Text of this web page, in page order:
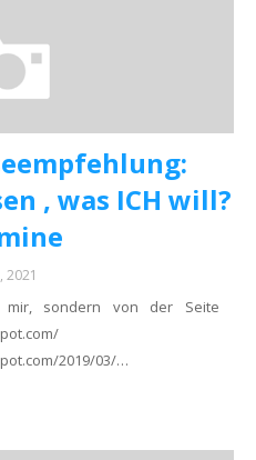
, was ICH will?
2021
mir, sondern von der Seite
2019/03/…